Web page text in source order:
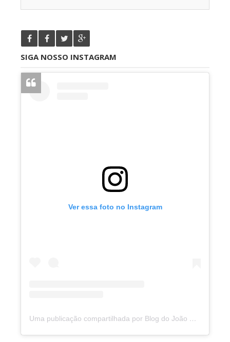
SIGA NOSSO INSTAGRAM
Ver essa foto no Instagram
Uma publicação compartilhada por Blog do João Marcolino (@joaomarcolinoneto)